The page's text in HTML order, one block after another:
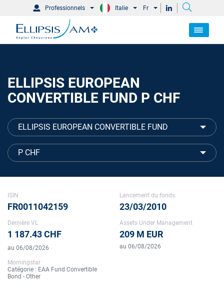
Professionnels Italie Fr
ELLIPSIS EUROPEAN
CONVERTIBLE FUND P CHF
ELLIPSIS EUROPEAN CONVERTIBLE FUND
P CHF
ISIN
FR0011042159
Lancement du fonds
23/03/2010
Dernière VL
1 187.43 CHF
au 06/08/2026
Assets Under Management
209 M EUR
au 06/08/2026
Morningstar
Catégorie : EAA Fund Convertible
Bond - Other